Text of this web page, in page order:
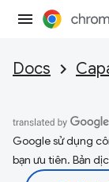
Docs
Google sử dụng
bạn ưu tiên. Bản